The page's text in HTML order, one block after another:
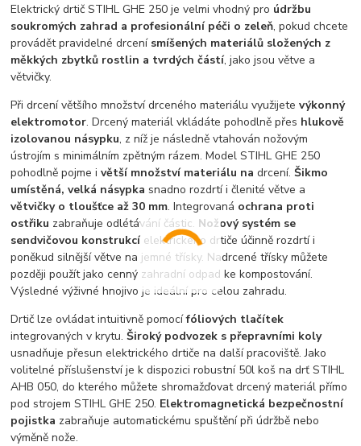
Elektrický drtič STIHL GHE 250 je velmi vhodný pro údržbu
soukromých zahrad a profesionální péči o zeleň, pokud chcete
provádět pravidelné drcení smíšených materiálů složených z
měkkých zbytků rostlin a tvrdých částí, jako jsou větve a
větvičky.
Při drcení většího množství drceného materiálu využijetevýkonný
elektromotor. Drcený materiál vkládáte pohodlně přes hlukově
izolovanou násypku, z níž je následně vtahován nožovým
ústrojím s minimálním zpětným rázem. Model STIHL GHE 250
pohodlně pojme ivětší množství materiálu na drcení.Šikmo
umístěná, velká násypka snadno rozdrtí i členité větve a
větvičky o tloušťce až 30 mm. Integrovaná ochrana proti
ostřiku zabraňuje odlétávání částic. Nožový systém se
sendvičovou konstrukcí elektrického drtiče účinně rozdrtí i
poněkud silnější větve na jemné třísky. Nadrcené třísky můžete
později použít jako cenný zahradní odpad ke kompostování.
Výsledné výživné hnojivo je ideální pro celou zahradu.
Drtič lze ovládat intuitivně pomocífóliových tlačítek
integrovaných v krytu.Široký podvozek s přepravními koly
usnadňuje přesun elektrického drtiče na další pracoviště. Jako
volitelné příslušenství je k dispozici robustní 50l koš na drť STIHL
AHB 050, do kterého můžete shromažďovat drcený materiál přímo
pod strojem STIHL GHE 250. Elektromagnetická bezpečnostní
pojistka zabraňuje automatickému spuštění při údržbě nebo
výměně nože.